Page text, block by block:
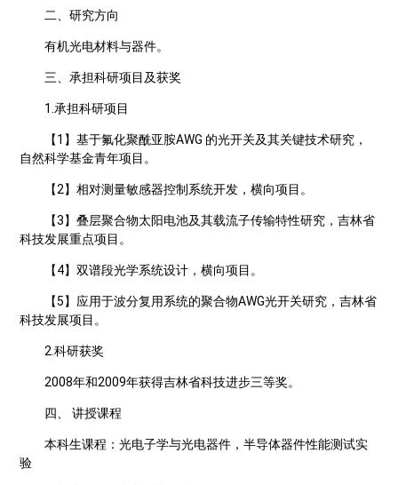
二、研究方向
有机光电材料与器件。
三、承担科研项目及获奖
1.承担科研项目
【1】基于氟化聚酰亚胺AWG 的光开关及其关键技术研究，
自然科学基金青年项目。
【2】相对测量敏感器控制系统开发，横向项目。
【3】叠层聚合物太阳电池及其载流子传输特性研究，吉林省
科技发展重点项目。
【4】双谱段光学系统设计，横向项目。
【5】应用于波分复用系统的聚合物AWG光开关研究，吉林省
科技发展项目。
2.科研获奖
2008年和2009年获得吉林省科技进步三等奖。
四、 讲授课程
本科生课程：光电子学与光电器件，半导体器件性能测试实
验